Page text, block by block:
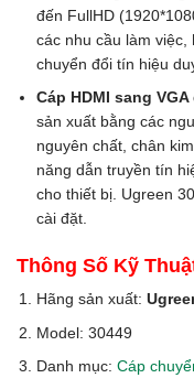
đến FullHD
các nhu cầu làm
chuyển đổi tín hiệu
Cáp HDMI sang
sản xuất bằng các
nguyên chất, chân
năng dẫn truyền tín
cho thiết bị. Ugreen
cài đặt.
Thông Số Kỹ
Hãng sản xuất:
Model: 30449
Danh mục:Cáp